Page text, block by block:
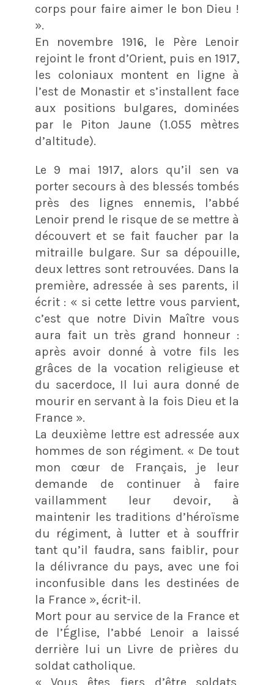
corps pour faire aimer le bon Dieu !
».
En novembre 1916, le Père Lenoir
rejoint le front d’Orient, puis en 1917,
les coloniaux montent en ligne à
l’est de Monastir et s’installent face
aux positions bulgares, dominées
par le Piton Jaune (1.055 mètres
d’altitude).
Le 9 mai 1917, alors qu’il sen va
porter secours à des blessés tombés
près des lignes ennemis, l’abbé
Lenoir prend le risque de se mettre à
découvert et se fait faucher par la
mitraille bulgare. Sur sa dépouille,
deux lettres sont retrouvées. Dans la
première, adressée à ses parents, il
écrit : « si cette lettre vous parvient,
c’est que notre Divin Maître vous
aura fait un très grand honneur :
après avoir donné à votre fils les
grâces de la vocation religieuse et
du sacerdoce, Il lui aura donné de
mourir en servant à la fois Dieu et la
France ».
La deuxième lettre est adressée aux
hommes de son régiment. « De tout
mon cœur de Français, je leur
demande de continuer à faire
vaillamment leur devoir, à
maintenir les traditions d’héroïsme
du régiment, à lutter et à souffrir
tant qu’il faudra, sans faiblir, pour
la délivrance du pays, avec une foi
inconfusible dans les destinées de
la France », écrit-il.
Mort pour au service de la France et
de l’Église, l’abbé Lenoir a laissé
derrière lui un Livre de prières du
soldat catholique.